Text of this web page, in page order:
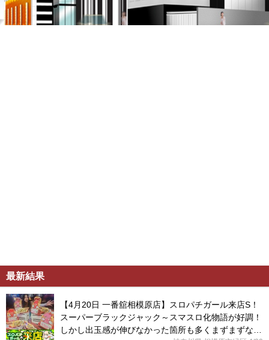
最新結果
【4月20日 一番舘相模原店】スロパチガール来店S！
スーパーブラックジャック～スマスロ化物語が好調！
しかし出玉感が伸びなかった箇所も多くまずまずな結